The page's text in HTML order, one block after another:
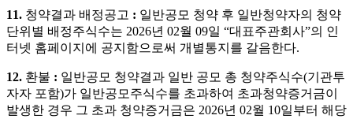
11. 청약결과 배정공고 : 일반공모 청약 후 일반청약자의 청약
단위별 배정주식수는 2026년 02월 09일 “대표주관회사”의 인
터넷 홈페이지에 공지함으로써 개별통지를 갈음한다.
12. 환불 : 일반공모 청약결과 일반 공모 총 청약주식수(기관투
자자 포함)가 일반공모주식수를 초과하여 초과청약증거금이
발생한 경우 그 초과 청약증거금은 2026년 02월 10일부터 해당